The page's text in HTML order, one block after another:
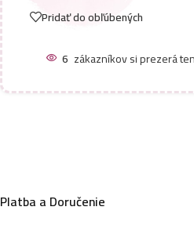
Pridať do obľúbených
6 zákazníkov si prezerá
Platba a Doručenie